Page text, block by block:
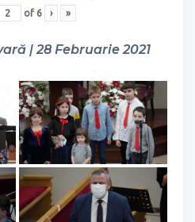
of 6 › »
| 28 Februarie 2021